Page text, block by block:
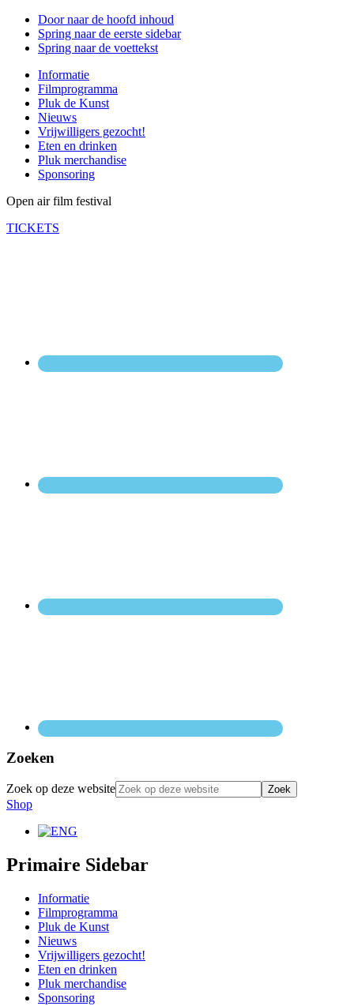
Door naar de hoofd inhoud
Spring naar de eerste sidebar
Spring naar de voettekst
Informatie
Filmprogramma
Pluk de Kunst
Nieuws
Vrijwilligers gezocht!
Eten en drinken
Pluk merchandise
Sponsoring
Open air film festival
TICKETS
Zoeken
Zoek op deze website
Shop
Primaire Sidebar
Informatie
Filmprogramma
Pluk de Kunst
Nieuws
Vrijwilligers gezocht!
Eten en drinken
Pluk merchandise
Sponsoring